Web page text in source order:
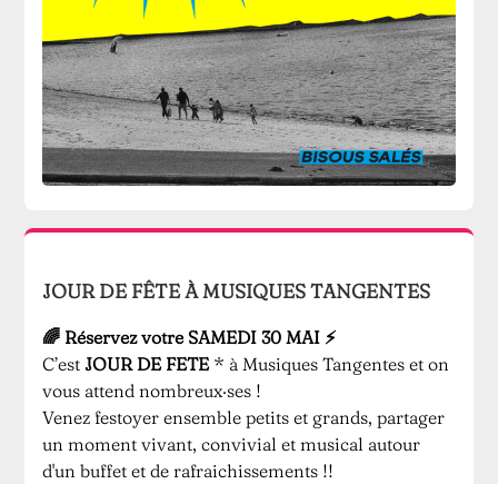
JOUR DE FÊTE À MUSIQUES TANGENTES
🌈️ Réservez votre SAMEDI 30 MAI ⚡️
C’estJOUR DE FETE * à Musiques Tangentes et on
vous attend nombreux·ses !
Venez festoyer ensemble petits et grands, partager
un moment vivant, convivial et musical autour
d'un buffet et de rafraichissements !!